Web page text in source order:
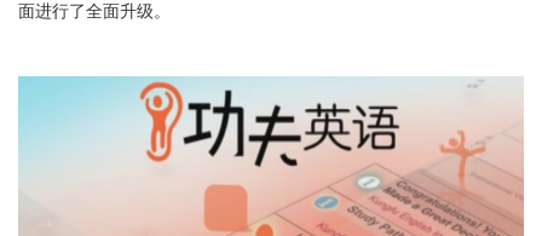
面进行了全面升级。